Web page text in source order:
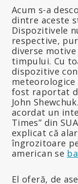
Acum s-a
dintre aceste
Dispozitivele
respective,
diverse
timpului. Cu
dispozitive
fost raportat
John
acordat un
Times” din
explicat că
îngrozitoare
american se
El oferă, de